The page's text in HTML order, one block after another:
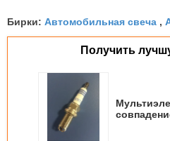
Бирки: Автомобильная свеча ,
Получить